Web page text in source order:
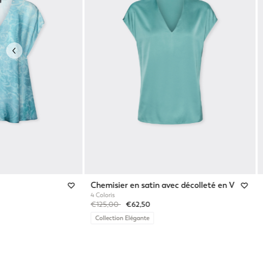
Chemisier en satin avec décolleté en V
4 Coloris
Price reduced from
€125,00to€62,50
Collection Elégante
Previous